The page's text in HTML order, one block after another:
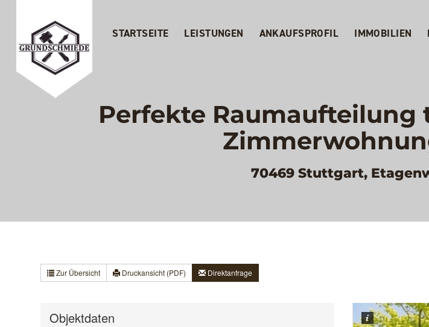
STARTSEITE LEISTUNGEN ANKAUFSPROFIL IMMOBILIEN
Perfekte
70469 Stuttgart,
Zur Übersicht Druckansicht (PDF) Direktanfrage
Objektdaten